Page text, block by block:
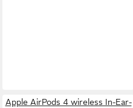
Apple AirPods 4 wireless In-Ear-